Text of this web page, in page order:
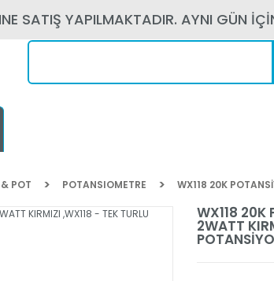
SATIŞ YAPILMAKTADIR. AYNI GÜN
POT POTANSIOMETRE WX118 20K
WX118 20K
2WATT